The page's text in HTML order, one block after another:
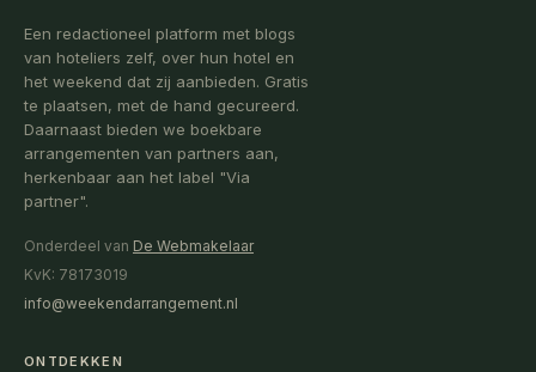
Een redactioneel platform met blogs
van hoteliers zelf, over hun hotel en
het weekend dat zij aanbieden. Gratis
te plaatsen, met de hand gecureerd.
Daarnaast bieden we boekbare
arrangementen van partners aan,
herkenbaar aan het label "Via
partner".
Onderdeel van De Webmakelaar
KvK: 78173019
info@weekendarrangement.nl
ONTDEKKEN